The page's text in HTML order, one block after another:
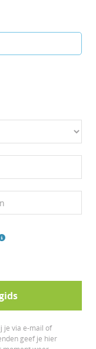
je via e-mail of
geef je hier